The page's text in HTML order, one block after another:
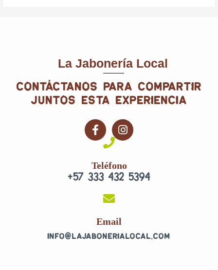
La Jabonería Local
contáctanos para compartir
juntos esta experiencia
F
a
b
o
f
I
n
a
g
Teléfono
+57 333 432 5394
Email
info@lajabonerialocal.com